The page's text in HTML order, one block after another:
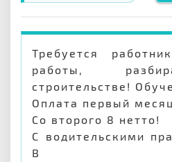
Требуется
работы,
строительстве!
Оплата первый
Со второго 8 нетто!
С водительскими
В